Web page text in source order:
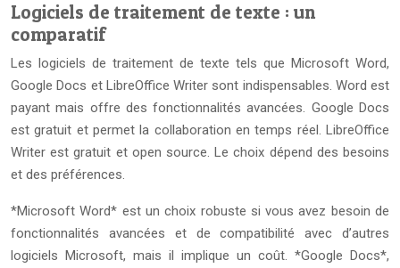
Logiciels de traitement de texte : un
comparatif
Les logiciels de traitement de texte tels que Microsoft Word,
Google Docs et LibreOffice Writer sont indispensables. Word est
payant mais offre des fonctionnalités avancées. Google Docs
est gratuit et permet la collaboration en temps réel. LibreOffice
Writer est gratuit et open source. Le choix dépend des besoins
et des préférences.
*Microsoft Word* est un choix robuste si vous avez besoin de
fonctionnalités avancées et de compatibilité avec d’autres
logiciels Microsoft, mais il implique un coût. *Google Docs*,